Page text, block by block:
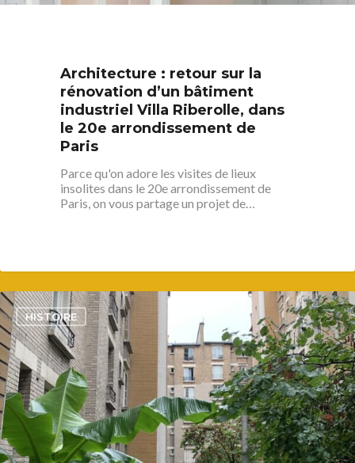
Architecture : retour sur la
rénovation d’un bâtiment
industriel Villa Riberolle, dans
le 20e arrondissement de
Paris
Parce qu'on adore les visites de lieux
insolites dans le 20e arrondissement de
Paris, on vous partage un projet de…
HISTOIRE
3
Immobilier
Enfants
Sport & bien-être
Pelleport / Saint-
Télégraphe
Père Lachaise /
Saint-Blaise / Réunion